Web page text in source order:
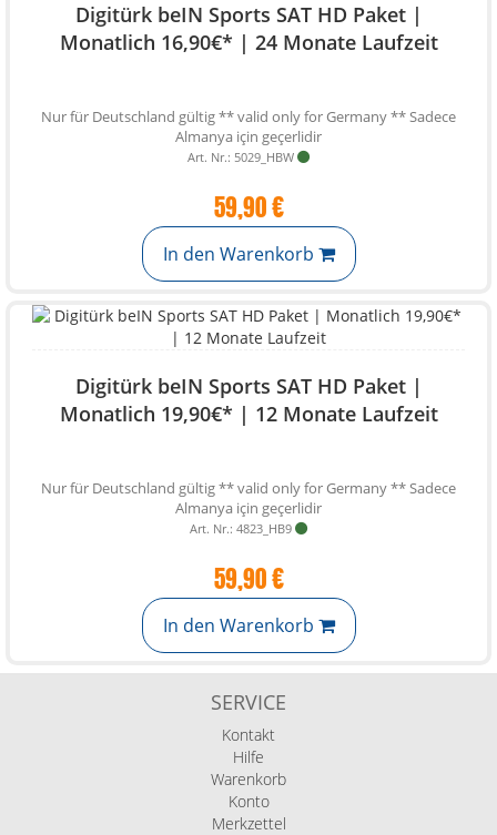
Digitürk beIN Sports SAT HD Paket |
Monatlich 16,90€* | 24 Monate Laufzeit
Nur für Deutschland gültig ** valid only for Germany ** Sadece
Almanya için geçerlidir
Art. Nr.: 5029_HBW
59,90 €
In den Warenkorb
Digitürk beIN Sports SAT HD Paket |
Monatlich 19,90€* | 12 Monate Laufzeit
Nur für Deutschland gültig ** valid only for Germany ** Sadece
Almanya için geçerlidir
Art. Nr.: 4823_HB9
59,90 €
In den Warenkorb
SERVICE
Kontakt
Hilfe
Warenkorb
Konto
Merkzettel